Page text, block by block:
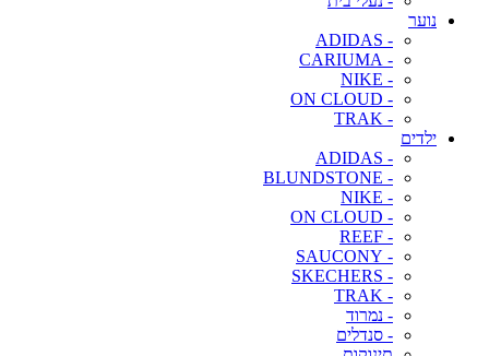
נוער
- ADIDAS
- CARIUMA
- NIKE
- ON CLOUD
- TRAK
ילדים
- ADIDAS
- BLUNDSTONE
- NIKE
- ON CLOUD
- REEF
- SAUCONY
- SKECHERS
- TRAK
- נמרוד
- סנדלים